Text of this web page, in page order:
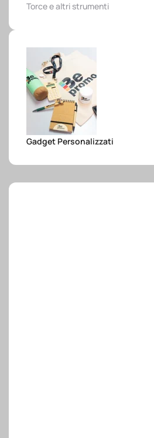
Torce e altri strumenti
Gadget Personalizzati